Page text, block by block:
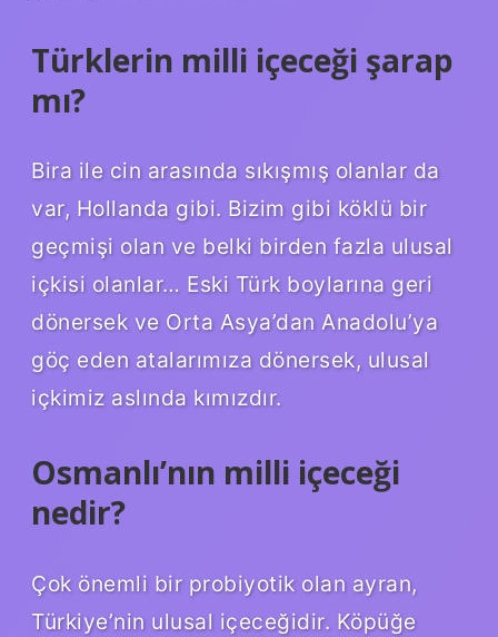
Türklerin milli içeceği şarap
mı?
Bira ile cin arasında sıkışmış olanlar da
var, Hollanda gibi. Bizim gibi köklü bir
geçmişi olan ve belki birden fazla ulusal
içkisi olanlar… Eski Türk boylarına geri
dönersek ve Orta Asya’dan Anadolu’ya
göç eden atalarımıza dönersek, ulusal
içkimiz aslında kımızdır.
Osmanlı’nın milli içeceği
nedir?
Çok önemli bir probiyotik olan ayran,
Türkiye’nin ulusal içeceğidir. Köpüğe